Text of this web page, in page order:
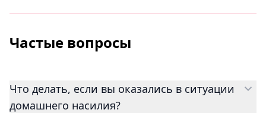
Частые вопросы
Что делать, если вы оказались в ситуации
домашнего насилия?